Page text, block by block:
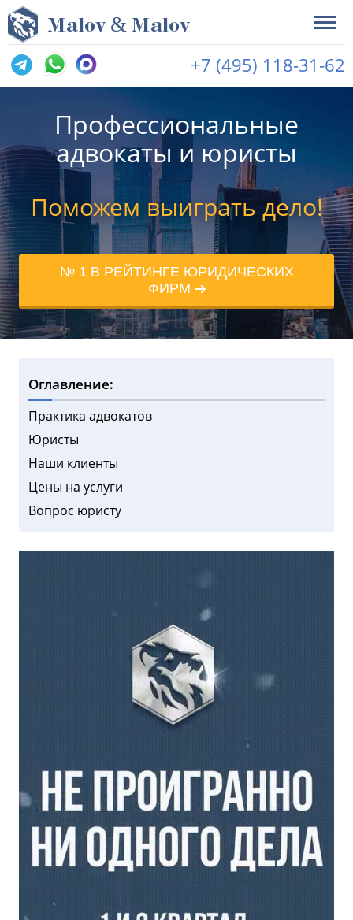
Malov & Malov
+7 (495) 118-31-62
Профессиональные
адвокаты и юристы
Поможем выиграть дело!
№ 1 В РЕЙТИНГЕ ЮРИДИЧЕСКИХ
ФИРМ
Оглавление:
Практика адвокатов
Юристы
Наши клиенты
Цены на услуги
Вопрос юристу